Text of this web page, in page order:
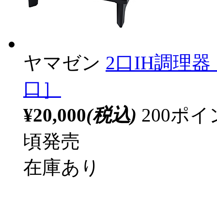
ヤマゼン 2口IH調理
口］
¥20,000(税込) 200ポ
頃発売
在庫あり